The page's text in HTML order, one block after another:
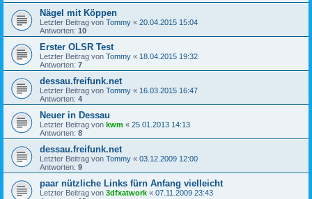
Nägel mit Köppen
Letzter Beitrag von Tommy « 20.04.2015 15:04
Antworten: 10
Erster OLSR Test
Letzter Beitrag von Tommy « 18.04.2015 19:32
Antworten: 7
dessau.freifunk.net
Letzter Beitrag von Tommy « 16.03.2015 16:47
Antworten: 4
Neuer in Dessau
Letzter Beitrag von kwm « 25.01.2013 14:13
Antworten: 8
dessau.freifunk.net
Letzter Beitrag von Tommy « 03.12.2009 12:00
Antworten: 9
paar nützliche Links fürn Anfang vielleicht
Letzter Beitrag von 3dfxatwork « 07.11.2009 23:43